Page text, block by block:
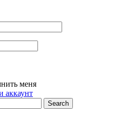
меня
аккаунт
Search